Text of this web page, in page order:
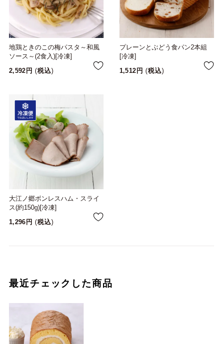
地鶏ときのこの梅パスタ～和風
ソース～(2食入)[冷凍]
2,592
税込
プレーンとぶどう食パン2本組
[冷凍]
1,512
税込
大江ノ郷ボンレスハム・スライ
ス(約150g)[冷凍]
1,296
税込
最近チェックした商品